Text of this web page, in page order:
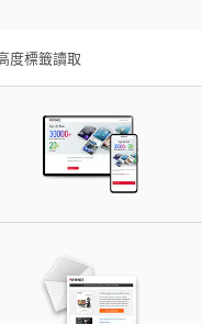
度標籤讀取